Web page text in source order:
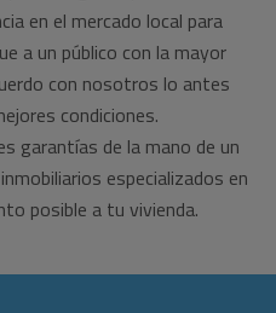
en el mercado local para
a un público con la mayor
con nosotros lo antes
condiciones.
garantías de la mano de un
especializados en
posible a tu vivienda.